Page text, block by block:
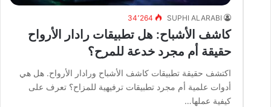
SUPHI ALARABI 34٬264
كاشف الأشباح: هل تطبيقات رادار الأرواح
حقيقة أم مجرد خدعة للمرح؟
اكتشف حقيقة تطبيقات كاشف الأشباح ورادار الأرواح. هل هي
أدوات علمية أم مجرد تطبيقات ترفيهية للمزاح؟ تعرف على
كيفية عملها…